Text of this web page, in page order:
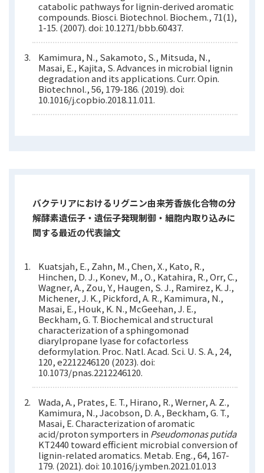
catabolic pathways for lignin-derived aromatic
compounds. Biosci. Biotechnol. Biochem., 71(1),
1-15. (2007). doi: 10.1271/bbb.60437.
Kamimura, N., Sakamoto, S., Mitsuda, N.,
Masai, E., Kajita, S. Advances in microbial lignin
degradation and its applications. Curr. Opin.
Biotechnol., 56, 179-186. (2019). doi:
10.1016/j.copbio.2018.11.011.
バクテリアにおけるリグニン由来芳香族化合物の分
解酵素遺伝子・遺伝子発現制御・細胞内取り込みに
関する最近の代表論文
Kuatsjah, E., Zahn, M., Chen, X., Kato, R.,
Hinchen, D. J., Konev, M., O., Katahira, R., Orr, C.,
Wagner, A., Zou, Y., Haugen, S. J., Ramirez, K. J.,
Michener, J. K., Pickford, A. R., Kamimura, N.,
Masai, E., Houk, K. N., McGeehan, J. E.,
Beckham, G. T. Biochemical and structural
characterization of a sphingomonad
diarylpropane lyase for cofactorless
deformylation. Proc. Natl. Acad. Sci. U. S. A., 24,
120, e2212246120 (2023). doi:
10.1073/pnas.2212246120.
Wada, A., Prates, E. T., Hirano, R., Werner, A. Z.,
Kamimura, N., Jacobson, D. A., Beckham, G. T.,
Masai, E. Characterization of aromatic
acid/proton symporters in Pseudomonas putida
KT2440 toward efficient microbial conversion of
lignin-related aromatics. Metab. Eng., 64, 167-
179. (2021). doi: 10.1016/j.ymben.2021.01.013